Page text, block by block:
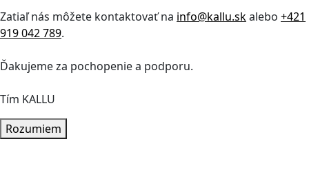
Zatiaľ nás môžete kontaktovať na info@kallu.skalebo +421
919 042 789.
Ďakujeme za pochopenie a podporu.
Tím KALLU
Rozumiem